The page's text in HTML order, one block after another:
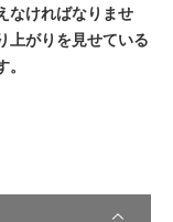
なければなりませ
上がりを見せている